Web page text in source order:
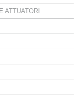
ATTUATORI